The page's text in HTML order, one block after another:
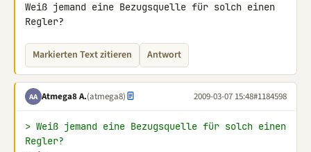
Weiß jemand eine Bezugsquelle für solch einen
Regler?
Markierten Text zitieren Antwort
AA Atmega8 A.(atmega8) 2009-03-07 15:48#1184598
> Weiß jemand eine Bezugsquelle für solch einen
Regler?